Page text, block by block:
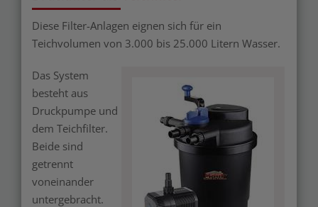
Diese Filter-Anlagen eignen sich für ein
Teichvolumen von 3.000 bis 25.000 Litern Wasser.
Das System
besteht aus
Druckpumpe und
dem Teichfilter.
Beide sind
getrennt
voneinander
untergebracht.